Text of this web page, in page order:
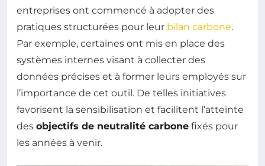
entreprises ont commencé à adopter des
pratiques structurées pour leur bilan carbone.
Par exemple, certaines ont mis en place des
systèmes internes visant à collecter des
données précises et à former leurs employés sur
l’importance de cet outil. De telles initiatives
favorisent la sensibilisation et facilitent l’atteinte
des objectifs de neutralité carbone fixés pour
les années à venir.